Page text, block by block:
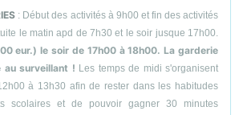
: Début des activités à 9h00 et fin des activités
le matin apd de 7h30 et le soir jusque 17h00.
eur.) le soir de 17h00 à 18h00. La garderie
au surveillant ! Les temps de midi s'organisent
à 13h30 afin de rester dans les habitudes
scolaires et de pouvoir gagner 30 minutes